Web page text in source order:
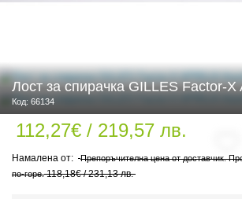
Лост за спирачка GILLES Factor-X
Код: 66134
112,27€ / 219,57 лв.
Препоръчителна цена от доставчик.
по-горе. 118,18€ / 231,13 лв.